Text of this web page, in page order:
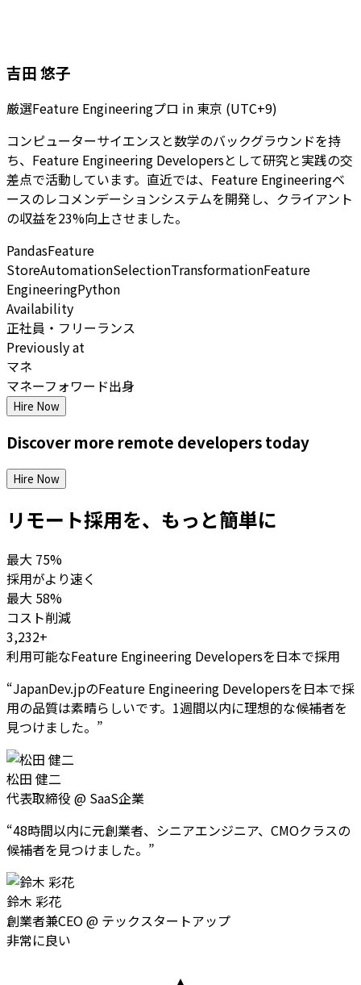
吉田 悠子
厳選Feature Engineeringプロ in 東京 (UTC+9)
コンピューターサイエンスと数学のバックグラウンドを持
ち、Feature Engineering Developersとして研究と実践の交
差点で活動しています。直近では、Feature Engineeringベ
ースのレコメンデーションシステムを開発し、クライアント
の収益を23%向上させました。
PandasFeature
StoreAutomationSelectionTransformationFeature
EngineeringPython
Availability
正社員・フリーランス
Previously at
マネ
マネーフォワード出身
Hire Now
Discover more remote developerstoday
Hire Now
リモート採用を、もっと簡単に
最大 75%
採用がより速く
最大 58%
コスト削減
3,232+
利用可能なFeature Engineering Developersを日本で採用
“JapanDev.jpのFeature Engineering Developersを日本で採
用の品質は素晴らしいです。1週間以内に理想的な候補者を
見つけました。 ”
松田 健二
代表取締役 @ SaaS企業
“48時間以内に元創業者、シニアエンジニア、CMOクラスの
候補者を見つけました。 ”
鈴木 彩花
創業者兼CEO@ テックスタートアップ
非常に良い